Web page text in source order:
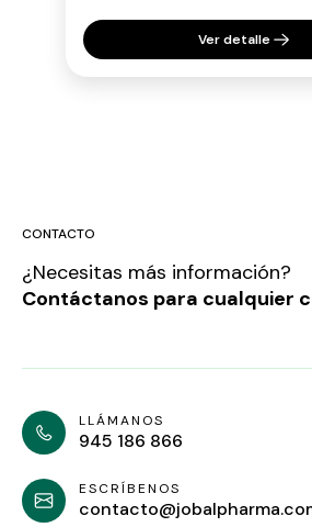
Ver detalle
CONTACTO
¿Necesitas más información?
Contáctanos para cualquier
945 186 866
LLÁMANOS
ESCRÍBENOS